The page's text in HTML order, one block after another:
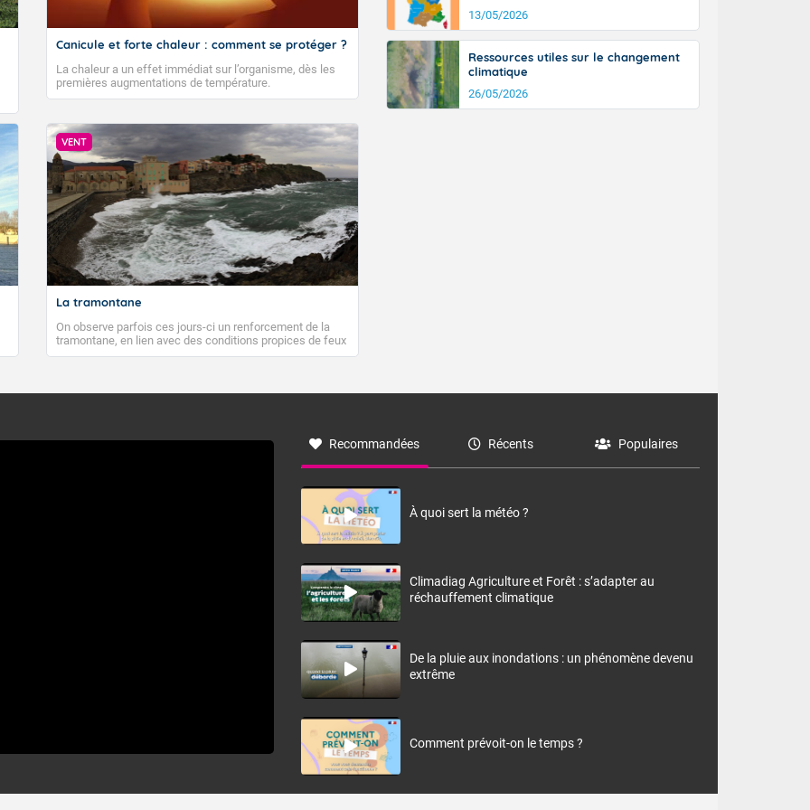
Canicule et forte chaleur : comment se protéger ?
La chaleur a un effet immédiat sur l’organisme, dès les
premières augmentations de température.
VENT
La tramontane
On observe parfois ces jours-ci un renforcement de la
tramontane, en lien avec des conditions propices de feux
de forêt. Mais qu'est-ce que la tramontane ? Quelles sont
à nord-ouest, dans un secteur qui part du Roussillon à la
monts, en allusion aux régions montagneuses d’où
13/05/2026
Ressources utiles sur le changement
climatique
26/05/2026
Recommandées Récents Populaires
À quoi sert la météo ?
Climadiag Agriculture et Forêt : s’adapter au
réchauffement climatique
De la pluie aux inondations : un phénomène devenu
extrême
Comment prévoit-on le temps ?